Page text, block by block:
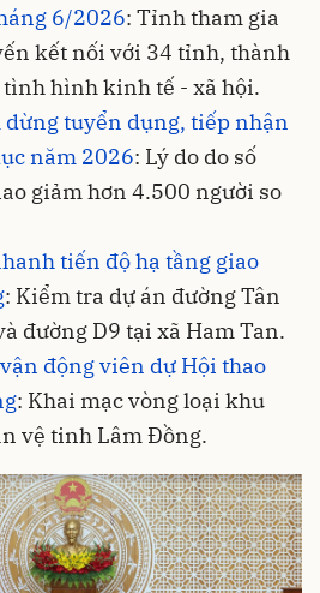
6/2026: Tỉnh tham gia
kết nối với 34 tỉnh, thành
tình hình kinh tế - xã hội.
dừng tuyển dụng, tiếp nhận
năm 2026: Lý do do số
giảm hơn 4.500 người so
tiến độ hạ tầng giao
: Kiểm tra dự án đường Tân
đường D9 tại xã Ham Tan.
động viên dự Hội thao
: Khai mạc vòng loại khu
vệ tinh Lâm Đồng.